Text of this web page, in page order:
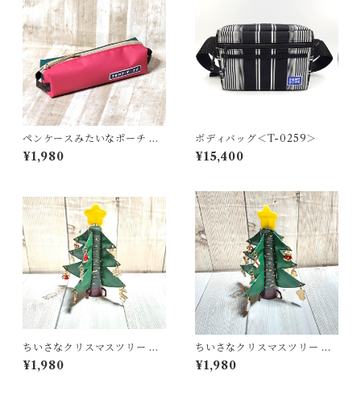
ペンケースみたいなポーチ ＜
K-0657＞
¥1,980
ボディバッグ＜T-0259＞
¥15,400
ちいさなクリスマスツリー ＜
K-0691＞
¥1,980
ちいさなクリスマスツリー ＜
K-0692＞
¥1,980